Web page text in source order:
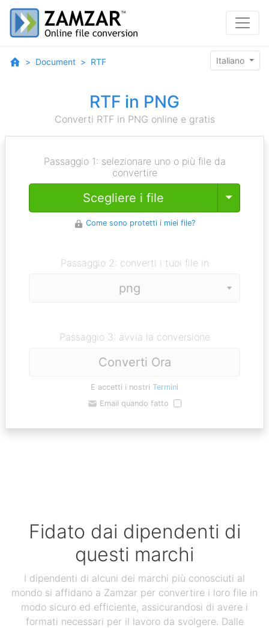
Document RTF Italiano
RTF in PNG
Converti RTF in PNG online e gratis
Passaggio 1: selezionare uno o più file da
convertire
Scegliere i file Toggle
Come sono protetti i miei file?
Passaggio 2: converti i tuoi file in
Passaggio 3: avvia la conversione
Converti Ora
E accetti i nostri Termini
Email quando fatto
Fidato dai dipendenti di
questi marchi
I dipendenti di alcuni dei marchi più conosciuti al
mondo si affidano a Zamzar per convertire i loro file in
modo sicuro ed efficiente, assicurandosi di avere i
formati necessari per il lavoro da svolgere. Dalle